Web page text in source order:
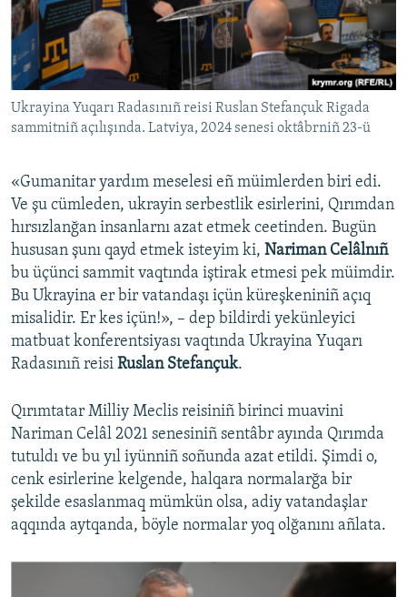
Ukrayina Yuqarı Radasınıñ reisi Ruslan Stefançuk Rigada
sammitniñ açılışında. Latviya, 2024 senesi oktâbrniñ 23-ü
«Gumanitar yardım meselesi eñ müimlerden biri edi.
Ve şu cümleden, ukrayin serbestlik esirlerini, Qırımdan
hırsızlanğan insanlarnı azat etmek ceetinden. Bugün
hususan şunı qayd etmek isteyim ki, Nariman Celâlnıñ
bu üçünci sammit vaqtında iştirak etmesi pek müimdir.
Bu Ukrayina er bir vatandaşı içün küreşkeniniñ açıq
misalidir. Er kes içün!», – dep bildirdi yekünleyici
matbuat konferentsiyası vaqtında Ukrayina Yuqarı
Radasınıñ reisi Ruslan Stefançuk.
Qırımtatar Milliy Meclis reisiniñ birinci muavini
Nariman Celâl 2021 senesiniñ sentâbr ayında Qırımda
tutuldı ve bu yıl iyünniñ soñunda azat etildi. Şimdi o,
cenk esirlerine kelgende, halqara normalarğa bir
şekilde esaslanmaq mümkün olsa, adiy vatandaşlar
aqqında aytqanda, böyle normalar yoq olğanını añlata.